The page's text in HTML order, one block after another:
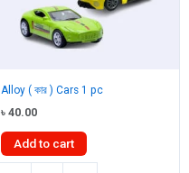
Alloy ( কার ) Cars 1 pc
৳ 40.00
Add to cart